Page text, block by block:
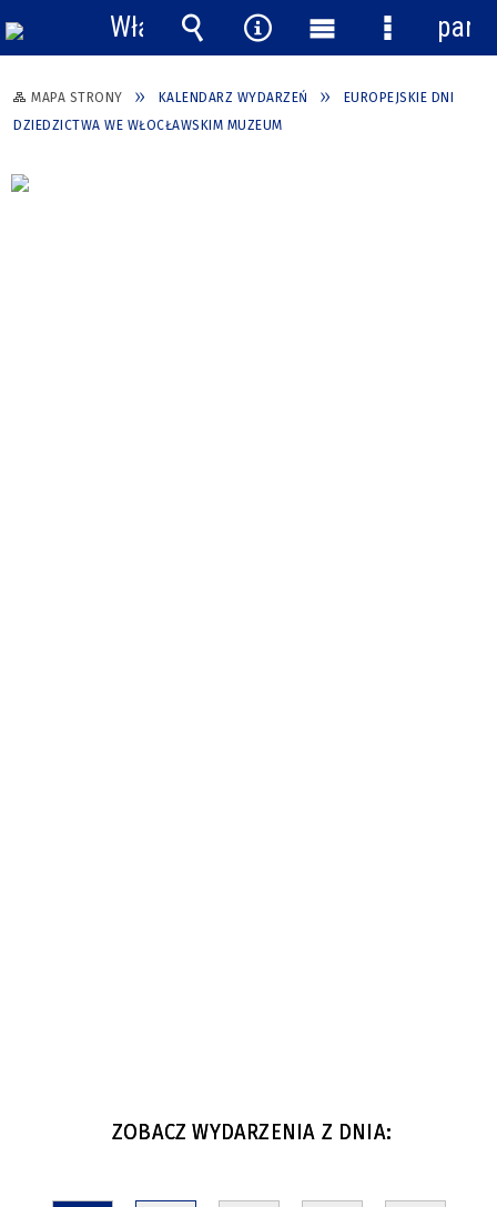
MAPA STRONY KALENDARZ WYDARZEŃ
EUROPEJSKIE DNI
DZIEDZICTWA WE WŁOCŁAWSKIM MUZEUM
ZOBACZ WYDARZENIA Z DNIA:
Włącz
powiadomienia
Wyszukiwarka
Narzędzia
Menu
główne
Menu
panel